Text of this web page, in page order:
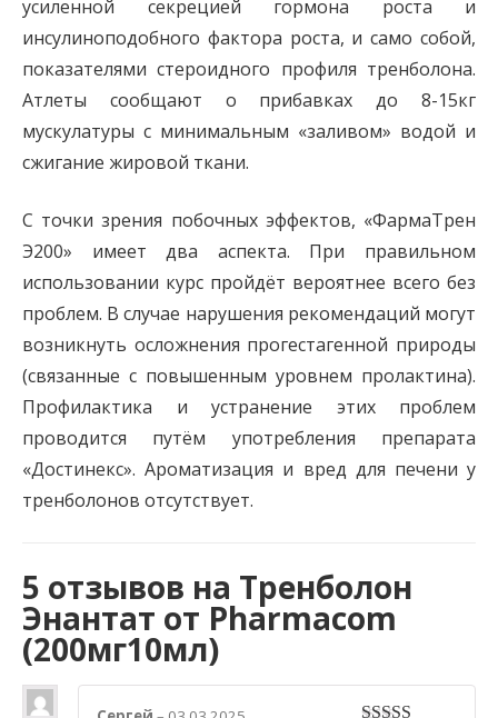
усиленной секрецией гормона роста и
инсулиноподобного фактора роста, и само собой,
показателями стероидного профиля тренболона.
Атлеты сообщают о прибавках до 8-15кг
мускулатуры с минимальным «заливом» водой и
сжигание жировой ткани.
С точки зрения побочных эффектов, «ФармаТрен
Э200» имеет два аспекта. При правильном
использовании курс пройдёт вероятнее всего без
проблем. В случае нарушения рекомендаций могут
возникнуть осложнения прогестагенной природы
(связанные с повышенным уровнем пролактина).
Профилактика и устранение этих проблем
проводится путём употребления препарата
«Достинекс». Ароматизация и вред для печени у
тренболонов отсутствует.
5 отзывов на Тренболон
Энантат от Pharmacom
(200мг10мл)